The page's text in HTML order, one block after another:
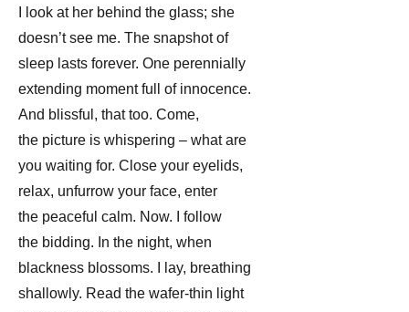
I look at her behind the glass; she
doesn’t see me. The snapshot of
sleep lasts forever. One perennially
extending moment full of innocence.
And blissful, that too. Come,
the picture is whispering – what are
you waiting for. Close your eyelids,
relax, unfurrow your face, enter
the peaceful calm. Now. I follow
the bidding. In the night, when
blackness blossoms. I lay, breathing
shallowly. Read the wafer-thin light